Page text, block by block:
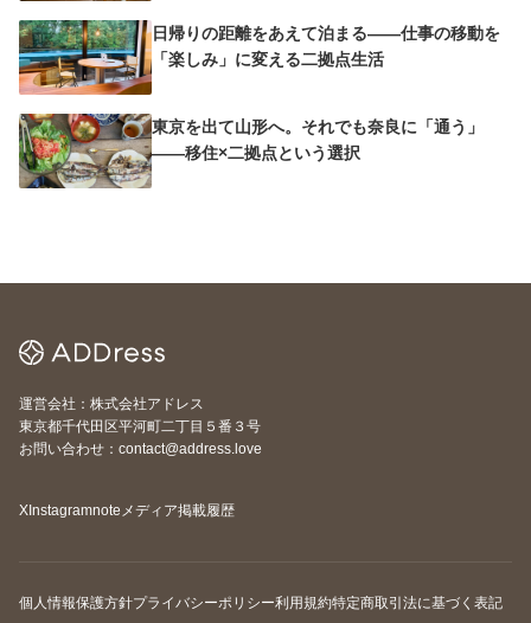
日帰りの距離をあえて泊まる——仕事の移動を
「楽しみ」に変える二拠点生活
東京を出て山形へ。それでも奈良に「通う」
——移住×二拠点という選択
運営会社：株式会社アドレス
東京都千代田区平河町二丁目５番３号
お問い合わせ：contact@address.love
XInstagramnote メディア掲載履歴
個人情報保護方針プライバシーポリシー利用規約特定商取引法に基づく表記